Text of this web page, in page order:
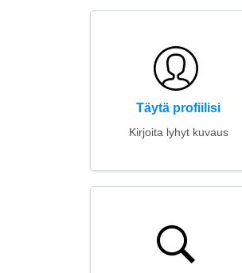
Täytä profiilisi
Kirjoita lyhyt kuvaus